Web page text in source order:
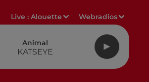
Live :Alouette Webradios
Animal
KATSEYE